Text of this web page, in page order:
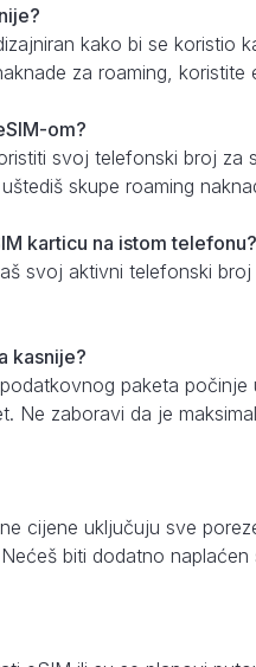
kako bi se koristio
za roaming,
om?
svoj telefonski broj za
skupe roaming
karticu na istom telefonu?
svoj aktivni telefonski
kasnije?
paketa
Ne zaboravi da je
cijene uključuju sve
biti dodatno